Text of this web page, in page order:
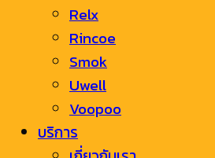
Relx
Rincoe
Smok
Uwell
Voopoo
บริการ